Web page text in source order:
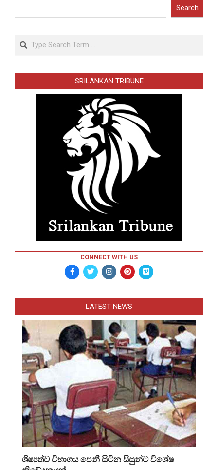
Search
Search
SRILANKAN TRIBUNE
CONNECT WITH US
LATEST NEWS
ශිෂ්‍යත්ව විභාගය පෙනී සිටින සිසුන්ට විශේෂ